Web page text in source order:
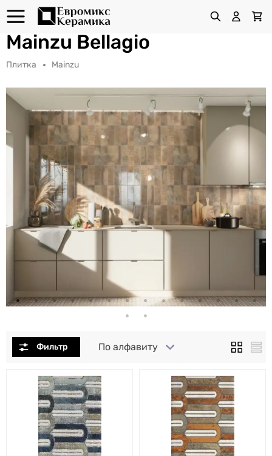
Mainzu Bellagio
Плитка Mainzu
По алфавиту